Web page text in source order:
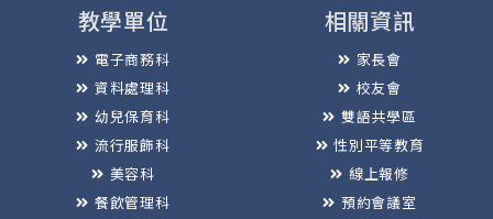
教學單位
電子商務科
資料處理科
幼兒保育科
流行服飾科
美容科
餐飲管理科
相關資訊
家長會
校友會
雙語共學區
性別平等教育
線上報修
預約會議室